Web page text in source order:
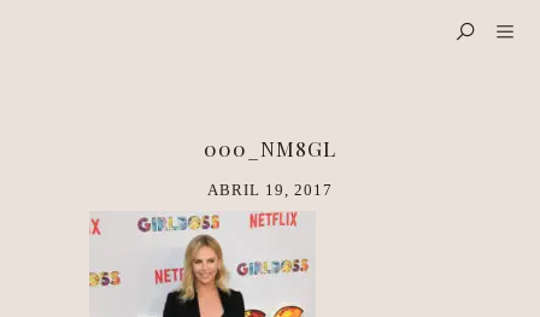
000_NM8GL
ABRIL 19, 2017